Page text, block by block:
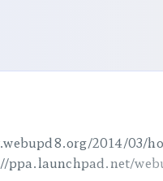
2014/
ppa.launchpad.net/